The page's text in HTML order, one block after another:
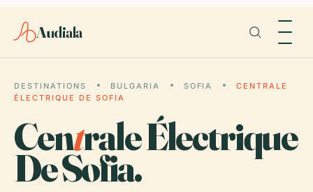
Audiala
DESTINATIONS BULGARIA SOFIA
CENTRALE
ÉLECTRIQUE DE SOFIA
Centrale Électrique
De Sofia.